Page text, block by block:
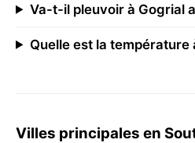
Va-t-il pleuvoir à Gogrial
Quelle est la température
Villes principales en